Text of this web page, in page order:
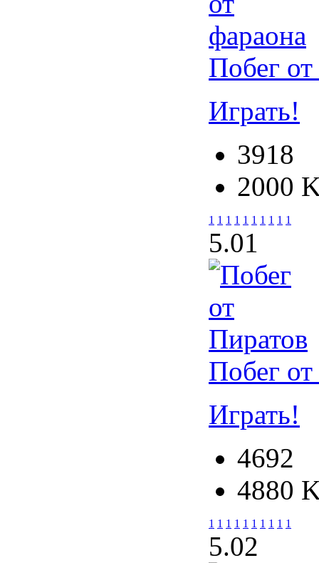
Побег
Играть!
3918
2000
1 1 1 1 1 1 1 1 1 1
5.01
Побег
Играть!
4692
4880
1 1 1 1 1 1 1 1 1 1
5.02